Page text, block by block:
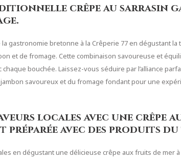
crêpe au sarrasin
la gastronomie bretonne à la Crêperie 77 en dégustant
et de fromage. Cette combinaison savoureuse et
bouchée. Laissez-vous séduire par l’alliance
savoureux et du fromage fondant pour une
locales avec une crêpe
préparée avec des produits
en dégustant une délicieuse crêpe aux fruits de mer à